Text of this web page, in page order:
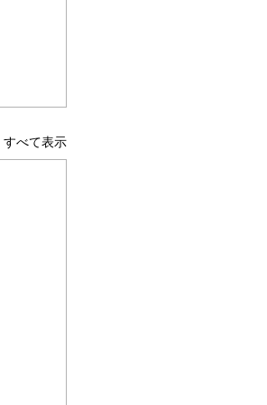
すべて表示